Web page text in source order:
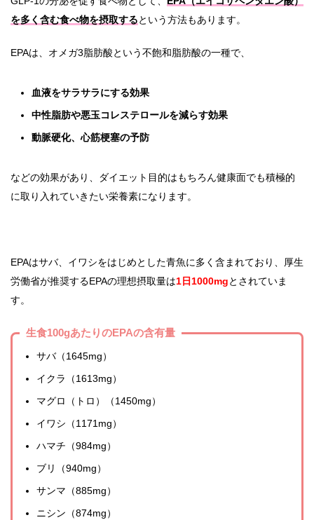
を多く含む食べ物を摂取するという方法もあります。
EPAは、オメガ3脂肪酸という不飽和脂肪酸の一種で、
血液をサラサラにする効果
中性脂肪や悪玉コレステロールを減らす効果
動脈硬化、心筋梗塞の予防
などの効果があり、ダイエット目的はもちろん健康面でも積極的
に取り入れていきたい栄養素になります。
EPAはサバ、イワシをはじめとした青魚に多く含まれており、厚生
労働省が推奨するEPAの理想摂取量は1日1000mgとされていま
す。
生食100gあたりのEPAの含有量
サバ（1645mg）
イクラ（1613mg）
マグロ（トロ）（1450mg）
イワシ（1171mg）
ハマチ（984mg）
ブリ（940mg）
サンマ（885mg）
ニシン（874mg）